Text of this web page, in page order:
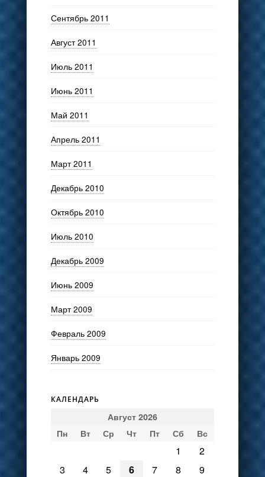
Сентябрь 2011
Август 2011
Июль 2011
Июнь 2011
Май 2011
Апрель 2011
Март 2011
Декабрь 2010
Октябрь 2010
Июль 2010
Декабрь 2009
Июнь 2009
Март 2009
Февраль 2009
Январь 2009
КАЛЕНДАРЬ
Август 2026
Пн
Вт Ср Чт Пт Сб Вс
1
2
3
4 5 6 7 8
9